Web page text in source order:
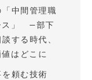
中間管理職
ス」 —部下
する時代、
はどこに
を頼む技術